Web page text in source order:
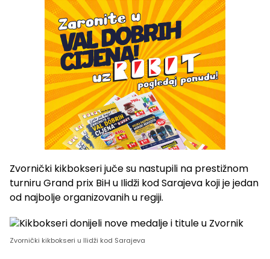
Zvornički kikbokseri juče su nastupili na prestižnom
turniru Grand prix BiH u Ilidži kod Sarajeva koji je jedan
od najbolje organizovanih u regiji.
Zvornički kikbokseri u Ilidži kod Sarajeva